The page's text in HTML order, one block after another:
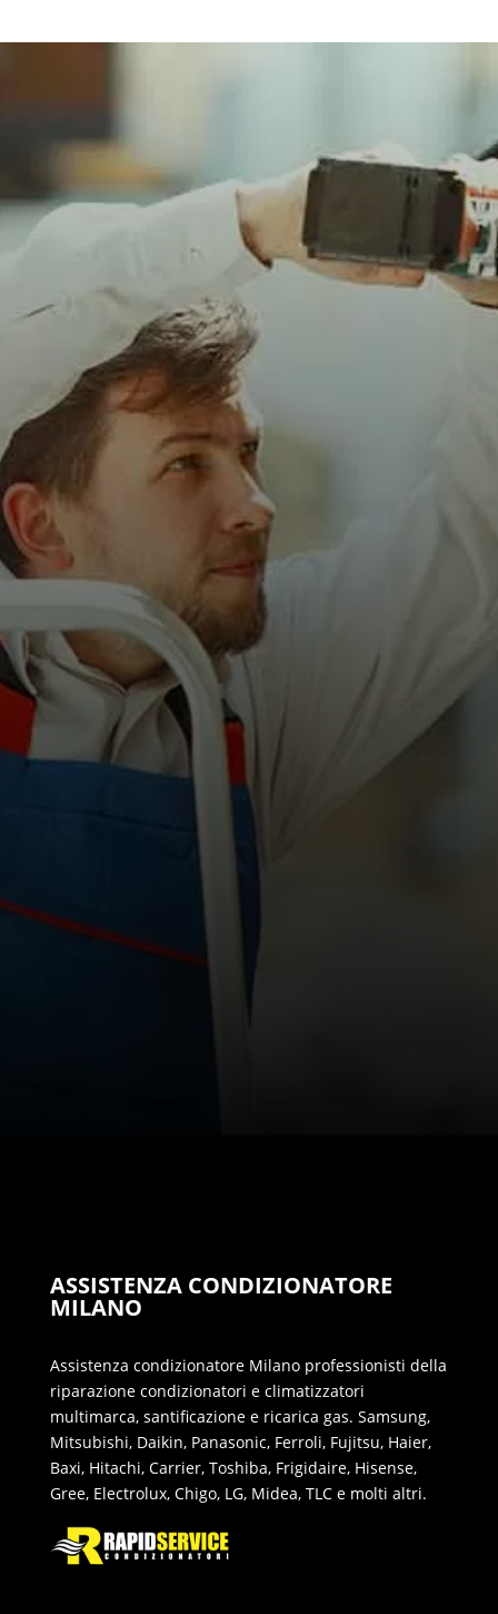
CONTATTI
Assistenza condizionatori Rho
ASSISTENZA CONDIZIONATORE
MILANO
Assistenza condizionatore Milano professionisti della
riparazione condizionatori e climatizzatori
multimarca, santificazione e ricarica gas. Samsung,
Mitsubishi, Daikin, Panasonic, Ferroli, Fujitsu, Haier,
Baxi, Hitachi, Carrier, Toshiba, Frigidaire, Hisense,
Gree, Electrolux, Chigo, LG, Midea, TLC e molti altri.